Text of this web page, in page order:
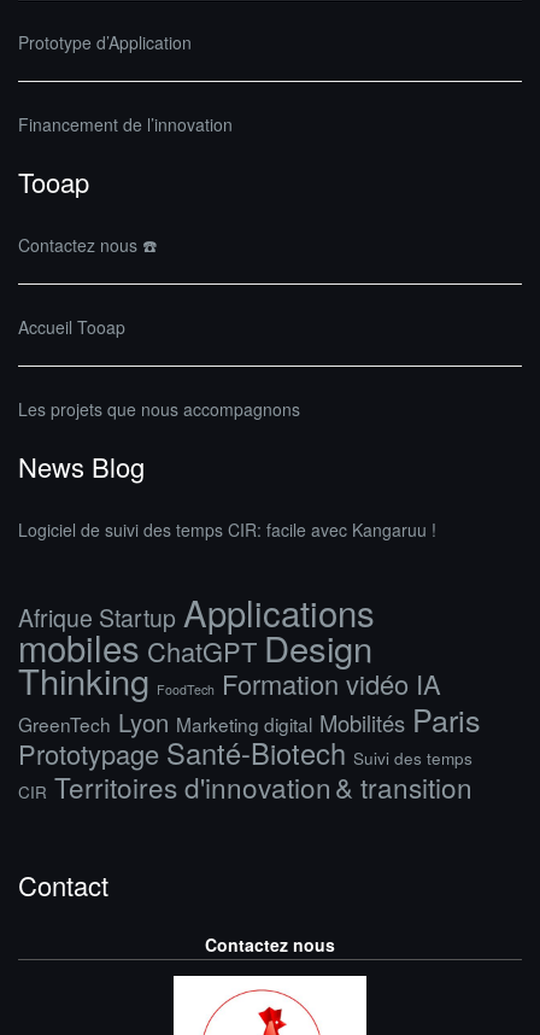
Prototype d’Application
Financement de l’innovation
Tooap
Contactez nous ☎️
Accueil Tooap
Les projets que nous accompagnons
News Blog
Logiciel de suivi des temps CIR: facile avec Kangaruu !
Afrique Startup Applications
mobiles ChatGPT Design
Thinking FoodTech Formation vidéo IA
GreenTech Lyon Marketing digital Mobilités Paris
Prototypage Santé-Biotech Suivi des temps
CIR Territoires d'innovation & transition
Contact
Contactez nous